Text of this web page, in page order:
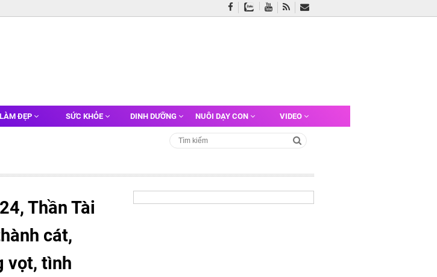
LÀM ĐẸP SỨC KHỎE DINH DƯỠNG NUÔI DẠY CON VIDEO
Thần Tài
cát,
vọt, tình